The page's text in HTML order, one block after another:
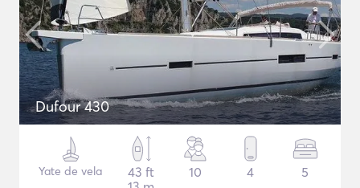
Dufour 430
Yate de vela
43 ft
10 4 5